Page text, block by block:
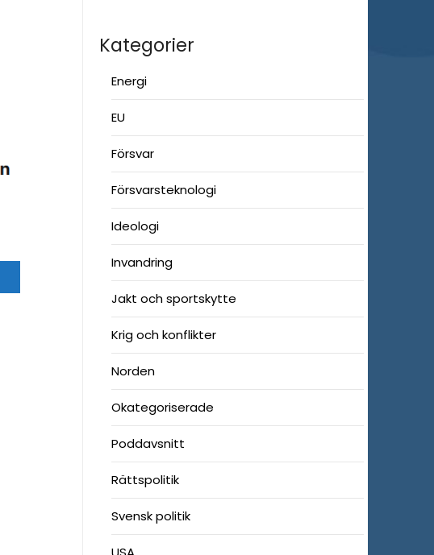
Kategorier
Energi
EU
Försvar
Försvarsteknologi
Ideologi
Invandring
Jakt och sportskytte
Krig och konflikter
Norden
Okategoriserade
Poddavsnitt
Rättspolitik
Svensk politik